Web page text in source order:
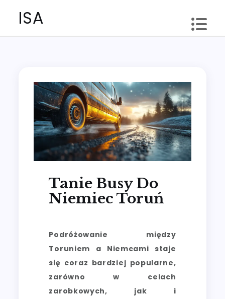
ISA
Tanie Busy Do
Niemiec Toruń
Podróżowanie między
Toruniem a Niemcami staje
się coraz bardziej popularne,
zarówno w celach
zarobkowych, jak i